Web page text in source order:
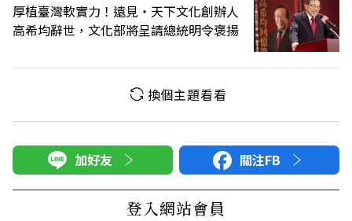
厚植臺灣軟實力！遠見‧天下文化創辦人
高希均辭世，文化部將呈請總統明令褒揚
換個主題看看
加好友 關注FB
登入網站會員